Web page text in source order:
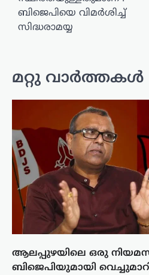
ബിജെപിയെ വിമർശിച്ച്
സിദ്ധരാമയ്യ
മറ്റു വാർത്തകൾ
ആലപ്പുഴയിലെ ഒരു
ബിജെപിയുമായി